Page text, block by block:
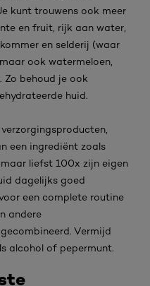
kunt trouwens ook meer
en fruit, rijk aan water,
en selderij (waar
ook watermeloen,
Zo behoud je ook
huid.
een ingrediënt zoals
liefst 100x zijn eigen
dagelijks goed
een complete routine
andere
Vermijd
alcohol of pepermunt.